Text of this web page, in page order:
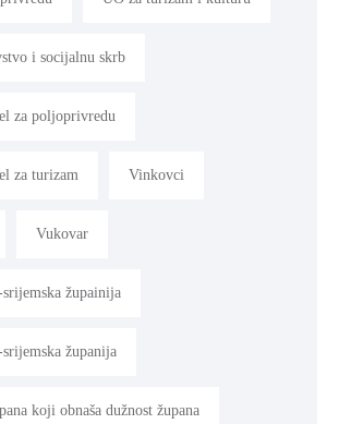
i socijalnu skrb
za poljoprivredu
za turizam Vinkovci
Vukovar
župainija
županija
koji obnaša dužnost župana